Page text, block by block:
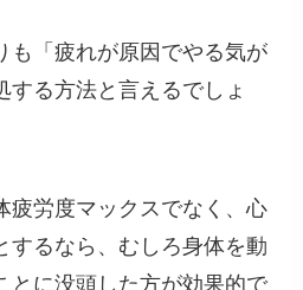
も「疲れが原因でやる気が
する方法と言えるでしょ
疲労度マックスでなく、心
するなら、むしろ身体を動
とに没頭した方が効果的で